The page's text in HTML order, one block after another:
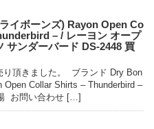
イボーンズ) Rayon Open Co
– / レーヨン オープ
サンダーバード DS-2448 買
り頂きました。 ブランド Dry Bon
Collar Shirts – Thunderbird –
お問い合わせ […]